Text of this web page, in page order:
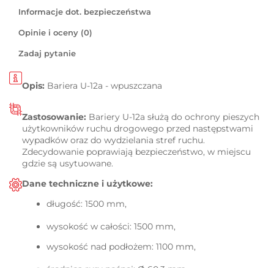
Informacje dot. bezpieczeństwa
Opinie i oceny (0)
Zadaj pytanie
Opis: Bariera U-12a - wpuszczana
Zastosowanie: Bariery U-12a służą do ochrony pieszych
użytkowników ruchu drogowego przed następstwami
wypadków oraz do wydzielania stref ruchu.
Zdecydowanie poprawiają bezpieczeństwo, w miejscu
gdzie są usytuowane.
Dane techniczne i użytkowe:
długość: 1500 mm,
wysokość w całości: 1500 mm,
wysokość nad podłożem: 1100 mm,